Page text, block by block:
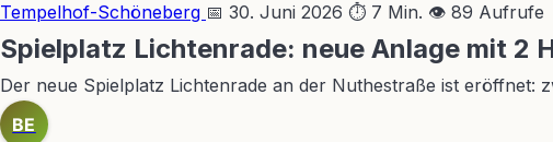
Tempelhof-Schöneberg 📅 30. Juni 2026 ⏱ 7 Min. 👁 89 Aufrufe
Spielplatz Lichtenrade: neue Anlage mit 2
Der neue Spielplatz Lichtenrade an der Nuthestraße ist eröffnet:
BE